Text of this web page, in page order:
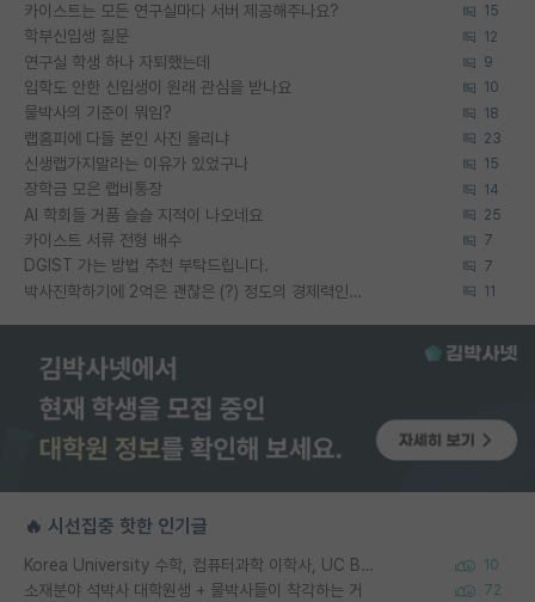
카이스트는 모든 연구실마다 서버 제공해주나요? 15
학부신입생 질문 12
연구실 학생 하나 자퇴했는데 9
입학도 안한 신입생이 원래 관심을 받나요 10
물박사의 기준이 뭐임? 18
랩홈피에 다들 본인 사진 올리냐 23
신생랩가지말라는 이유가 있었구나 15
장학금 모은 랩비통장 14
AI 학회들 거품 슬슬 지적이 나오네요 25
카이스트 서류 전형 배수 7
DGIST 가는 방법 추천 부탁드립니다. 7
박사진학하기에 2억은 괜찮은 (?) 정도의 경제력인가요 11
🔥 시선집중 핫한 인기글
Korea University 수학, 컴퓨터과학 이학사, UC Berkeley 산업공학 대학원 공학박사가 되는 것은 쉽지 않겠죠? 10
소재분야 석박사 대학원생 + 물박사들이 착각하는 거 72